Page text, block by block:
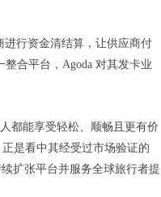
进行资金清结算，让供应商付
合平台，Agoda 对其发卡业
都能享受轻松、顺畅且更有价
是看中其经受过市场验证的
扩张平台并服务全球旅行者提